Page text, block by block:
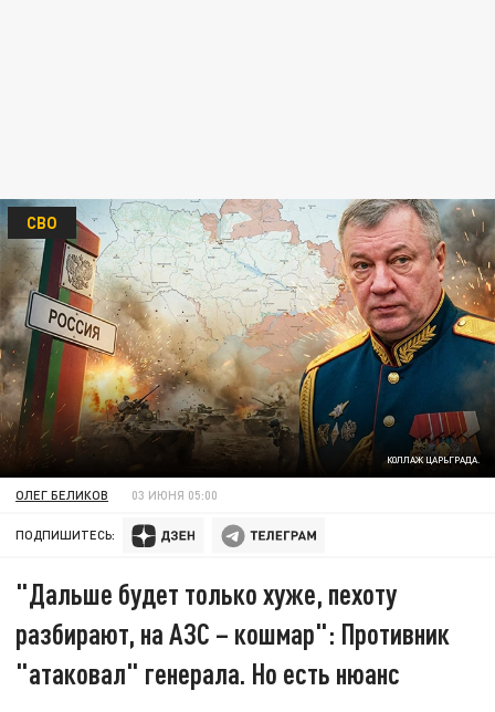
КОЛЛАЖ ЦАРЬГРАДА.
СВО
ОЛЕГ БЕЛИКОВ 03 ИЮНЯ 05:00
ПОДПИШИТЕСЬ:
"Дальше будет только хуже, пехоту
разбирают, на АЗС – кошмар": Противник
"атаковал" генерала. Но есть нюанс